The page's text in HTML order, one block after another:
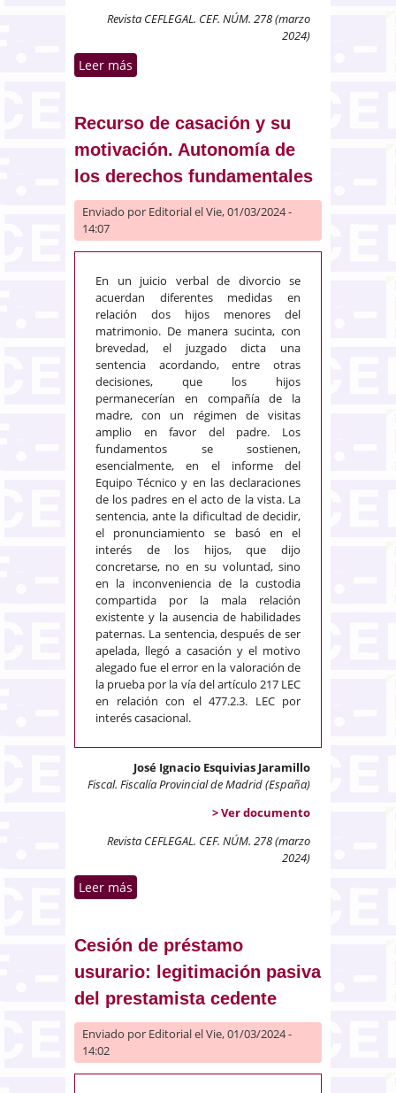
Revista CEFLEGAL. CEF. NÚM. 278 (marzo
2024)
Leer más
de información
Recurso de casación y su
motivación. Autonomía de
los derechos fundamentales
Enviado por Editorialel Vie, 01/03/2024 -
14:07
En un juicio verbal de divorcio se
acuerdan diferentes medidas en
relación dos hijos menores del
matrimonio. De manera sucinta, con
brevedad, el juzgado dicta una
sentencia acordando, entre otras
decisiones, que los hijos
permanecerían en compañía de la
madre, con un régimen de visitas
amplio en favor del padre. Los
fundamentos se sostienen,
esencialmente, en el informe del
Equipo Técnico y en las declaraciones
de los padres en el acto de la vista. La
sentencia, ante la dificultad de decidir,
el pronunciamiento se basó en el
interés de los hijos, que dijo
concretarse, no en su voluntad, sino
en la inconveniencia de la custodia
compartida por la mala relación
existente y la ausencia de habilidades
paternas. La sentencia, después de ser
apelada, llegó a casación y el motivo
alegado fue el error en la valoración de
la prueba por la vía del artículo 217 LEC
en relación con el 477.2.3. LEC por
interés casacional.
José Ignacio Esquivias Jaramillo
Fiscal. Fiscalía Provincial de Madrid (España)
> Ver documento
Revista CEFLEGAL. CEF. NÚM. 278 (marzo
2024)
Leer más
Cesión de préstamo
usurario: legitimación pasiva
del prestamista cedente
Enviado por Editorialel Vie, 01/03/2024 -
14:02